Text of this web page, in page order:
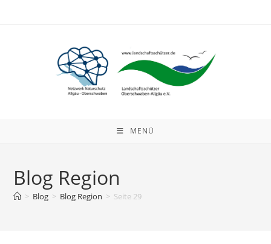
MENÜ
Blog Region
> Blog > Blog Region > Seite 29